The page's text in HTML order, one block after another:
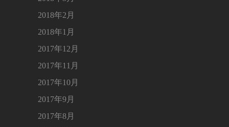
2018年2月
2018年1月
2017年12月
2017年11月
2017年10月
2017年9月
2017年8月